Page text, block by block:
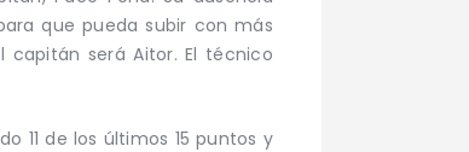
que pueda subir con más
capitán será Aitor. El técnico
11 de los últimos 15 puntos y